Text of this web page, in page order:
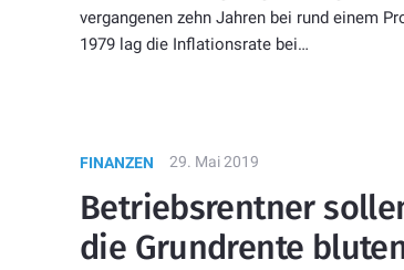
vergangenen zehn Jahren bei rund einem
1979 lag die Inflationsrate bei…
FINANZEN 29. Mai 2019
Betriebsrentner
die Grundrente